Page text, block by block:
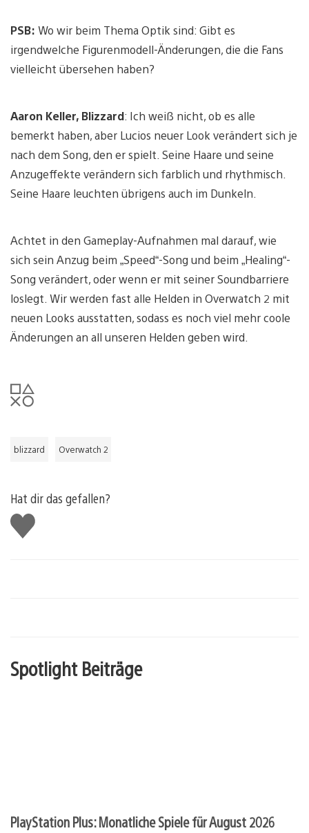
PSB: Wo wir beim Thema Optik sind: Gibt es
irgendwelche Figurenmodell-Änderungen, die die Fans
vielleicht übersehen haben?
Aaron Keller, Blizzard: Ich weiß nicht, ob es alle
bemerkt haben, aber Lucios neuer Look verändert sich je
nach dem Song, den er spielt. Seine Haare und seine
Anzugeffekte verändern sich farblich und rhythmisch.
Seine Haare leuchten übrigens auch im Dunkeln.
Achtet in den Gameplay-Aufnahmen mal darauf, wie
sich sein Anzug beim „Speed“-Song und beim „Healing“-
Song verändert, oder wenn er mit seiner Soundbarriere
loslegt. Wir werden fast alle Helden in Overwatch 2 mit
neuen Looks ausstatten, sodass es noch viel mehr coole
Änderungen an all unseren Helden geben wird.
blizzard Overwatch 2
Hat dir das gefallen?
Gefällt
mir
Spotlight Beiträge
PlayStation Plus: Monatliche Spiele für August 2026